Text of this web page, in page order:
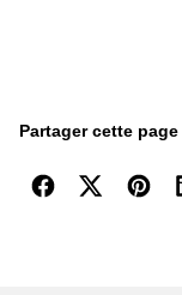
Partager cette page